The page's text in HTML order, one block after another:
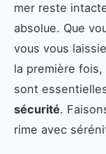
mer reste
absolue. Que
vous vous
la première
sont
sécurité.
rime avec